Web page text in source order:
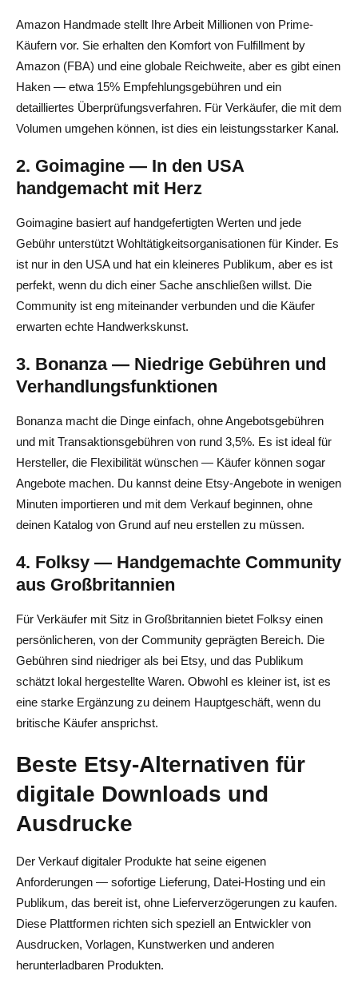
Amazon Handmade stellt Ihre Arbeit Millionen von Prime-
Käufern vor. Sie erhalten den Komfort von Fulfillment by
Amazon (FBA) und eine globale Reichweite, aber es gibt einen
Haken — etwa 15% Empfehlungsgebühren und ein
detailliertes Überprüfungsverfahren. Für Verkäufer, die mit dem
Volumen umgehen können, ist dies ein leistungsstarker Kanal.
2. Goimagine — In den USA
handgemacht mit Herz
Goimagine basiert auf handgefertigten Werten und jede
Gebühr unterstützt Wohltätigkeitsorganisationen für Kinder. Es
ist nur in den USA und hat ein kleineres Publikum, aber es ist
perfekt, wenn du dich einer Sache anschließen willst. Die
Community ist eng miteinander verbunden und die Käufer
erwarten echte Handwerkskunst.
3. Bonanza — Niedrige Gebühren und
Verhandlungsfunktionen
Bonanza macht die Dinge einfach, ohne Angebotsgebühren
und mit Transaktionsgebühren von rund 3,5%. Es ist ideal für
Hersteller, die Flexibilität wünschen — Käufer können sogar
Angebote machen. Du kannst deine Etsy-Angebote in wenigen
Minuten importieren und mit dem Verkauf beginnen, ohne
deinen Katalog von Grund auf neu erstellen zu müssen.
4. Folksy — Handgemachte Community
aus Großbritannien
Für Verkäufer mit Sitz in Großbritannien bietet Folksy einen
persönlicheren, von der Community geprägten Bereich. Die
Gebühren sind niedriger als bei Etsy, und das Publikum
schätzt lokal hergestellte Waren. Obwohl es kleiner ist, ist es
eine starke Ergänzung zu deinem Hauptgeschäft, wenn du
britische Käufer ansprichst.
Beste Etsy-Alternativen für
digitale Downloads und
Ausdrucke
Der Verkauf digitaler Produkte hat seine eigenen
Anforderungen — sofortige Lieferung, Datei-Hosting und ein
Publikum, das bereit ist, ohne Lieferverzögerungen zu kaufen.
Diese Plattformen richten sich speziell an Entwickler von
Ausdrucken, Vorlagen, Kunstwerken und anderen
herunterladbaren Produkten.